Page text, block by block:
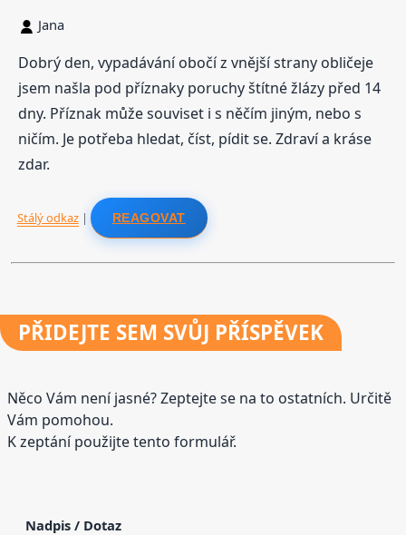
Jana
Dobrý den, vypadávání obočí z vnější strany obličeje
jsem našla pod příznaky poruchy štítné žlázy před 14
dny. Příznak může souviset i s něčím jiným, nebo s
ničím. Je potřeba hledat, číst, pídit se. Zdraví a kráse
zdar.
Stálý odkaz| REAGOVAT
PŘIDEJTE SEM SVŮJ PŘÍSPĚVEK
Něco Vám není jasné? Zeptejte se na to ostatních. Určitě
Vám pomohou.
K zeptání použijte tento formulář.
Nadpis / Dotaz